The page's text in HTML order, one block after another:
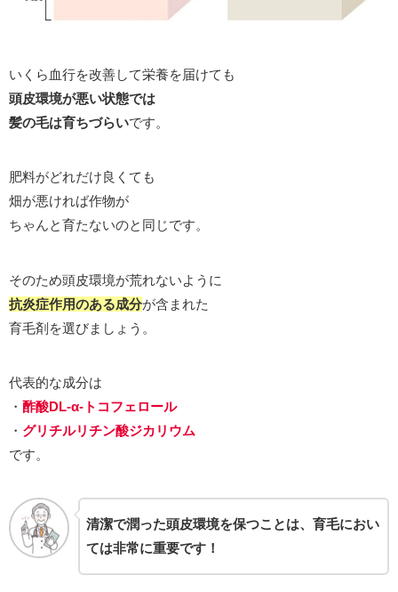
いくら血行を改善して栄養を届けても
頭皮環境が悪い状態では
髪の毛は育ちづらいです。
肥料がどれだけ良くても
畑が悪ければ作物が
ちゃんと育たないのと同じです。
そのため頭皮環境が荒れないように
抗炎症作用のある成分が含まれた
育毛剤を選びましょう。
代表的な成分は
・ 酢酸DL-α-トコフェロール
・ グリチルリチン酸ジカリウム
です。
清潔で潤った頭皮環境を保つことは、育毛におい
ては非常に重要です！